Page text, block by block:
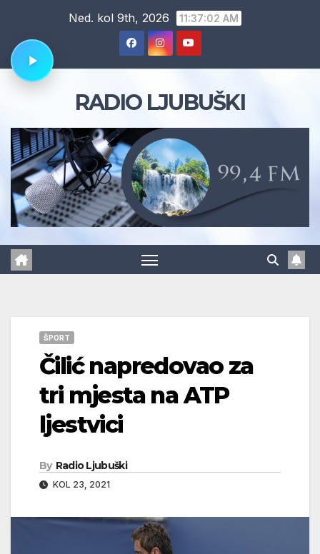
content
Ned. kol 9th, 2026 11:37:03 AM
RADIO LJUBUŠKI
ŠPORT
Čilić napredovao za
tri mjesta na ATP
ljestvici
By Radio Ljubuški
KOL 23, 2021